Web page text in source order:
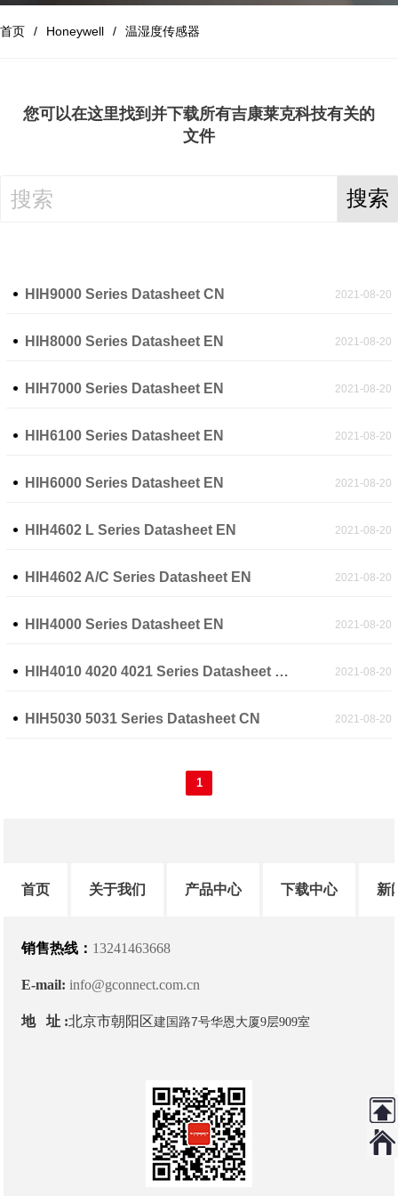
首页 Honeywell 温湿度传感器
您可以在这里找到并下载所有吉康莱克科技有关的
文件
搜索
HIH9000 Series Datasheet CN 2021-08-20
HIH8000 Series Datasheet EN 2021-08-20
HIH7000 Series Datasheet EN 2021-08-20
HIH6100 Series Datasheet EN 2021-08-20
HIH6000 Series Datasheet EN 2021-08-20
HIH4602 L Series Datasheet EN 2021-08-20
HIH4602 A/C Series Datasheet EN 2021-08-20
HIH4000 Series Datasheet EN 2021-08-20
HIH4010 4020 4021 Series Datasheet EN 2021-08-20
HIH5030 5031 Series Datasheet CN 2021-08-20
1
首页 关于我们 产品中心 下载中心 新
销售热线： 13241463668
E-mail:info@gconnect.com.cn
地 址 :北京市朝阳区建国路7号华恩大厦9层909室